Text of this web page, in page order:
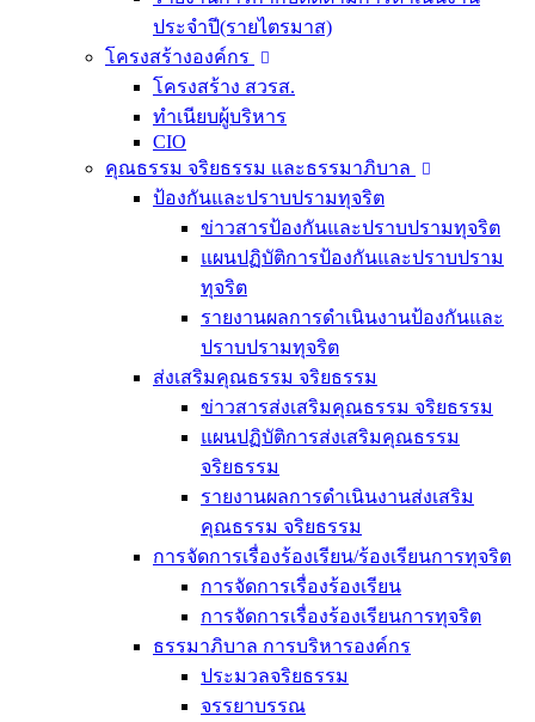
ประจำปี(รายไตรมาส)
โครงสร้างองค์กร
โครงสร้าง สวรส.
ทำเนียบผู้บริหาร
CIO
คุณธรรม จริยธรรม และธรรมาภิบาล
ป้องกันและปราบปรามทุจริต
ข่าวสารป้องกันและปราบปรามทุจริต
แผนปฏิบัติการป้องกันและปราบปราม
ทุจริต
รายงานผลการดำเนินงานป้องกันและ
ปราบปรามทุจริต
ส่งเสริมคุณธรรม จริยธรรม
ข่าวสารส่งเสริมคุณธรรม จริยธรรม
แผนปฏิบัติการส่งเสริมคุณธรรม
จริยธรรม
รายงานผลการดำเนินงานส่งเสริม
คุณธรรม จริยธรรม
การจัดการเรื่องร้องเรียน/ร้องเรียนการทุจริต
การจัดการเรื่องร้องเรียน
การจัดการเรื่องร้องเรียนการทุจริต
ธรรมาภิบาล การบริหารองค์กร
ประมวลจริยธรรม
จรรยาบรรณ